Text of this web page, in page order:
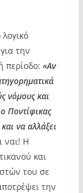
την
περίοδο: «Αν
νόμους και
Ποντίφικας
να αλλάξει
ναι! Η
και
του σε
την